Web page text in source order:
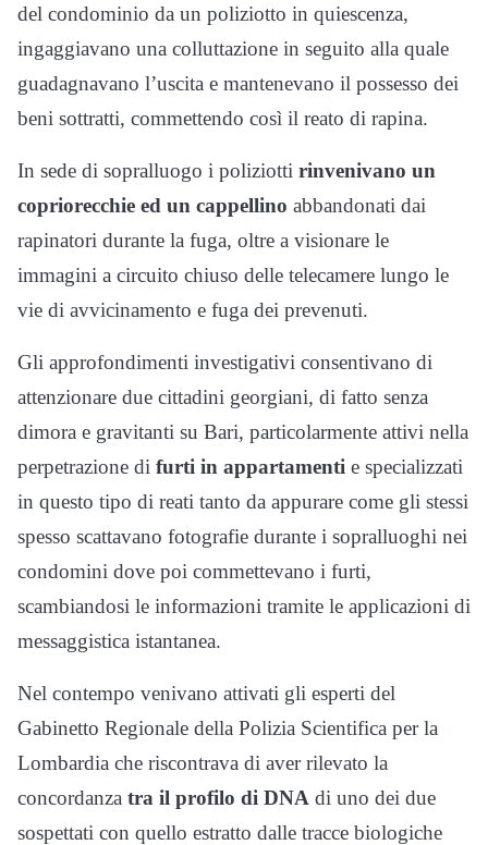
del condominio da un poliziotto in quiescenza,
ingaggiavano una colluttazione in seguito alla quale
guadagnavano l’uscita e mantenevano il possesso dei
beni sottratti, commettendo così il reato di rapina.
In sede di sopralluogo i poliziotti rinvenivano un
copriorecchie ed un cappellino abbandonati dai
rapinatori durante la fuga, oltre a visionare le
immagini a circuito chiuso delle telecamere lungo le
vie di avvicinamento e fuga dei prevenuti.
Gli approfondimenti investigativi consentivano di
attenzionare due cittadini georgiani, di fatto senza
dimora e gravitanti su Bari, particolarmente attivi nella
perpetrazione di furti in appartamenti e specializzati
in questo tipo di reati tanto da appurare come gli stessi
spesso scattavano fotografie durante i sopralluoghi nei
condomini dove poi commettevano i furti,
scambiandosi le informazioni tramite le applicazioni di
messaggistica istantanea.
Nel contempo venivano attivati gli esperti del
Gabinetto Regionale della Polizia Scientifica per la
Lombardia che riscontrava di aver rilevato la
concordanza tra il profilo di DNA di uno dei due
sospettati con quello estratto dalle tracce biologiche